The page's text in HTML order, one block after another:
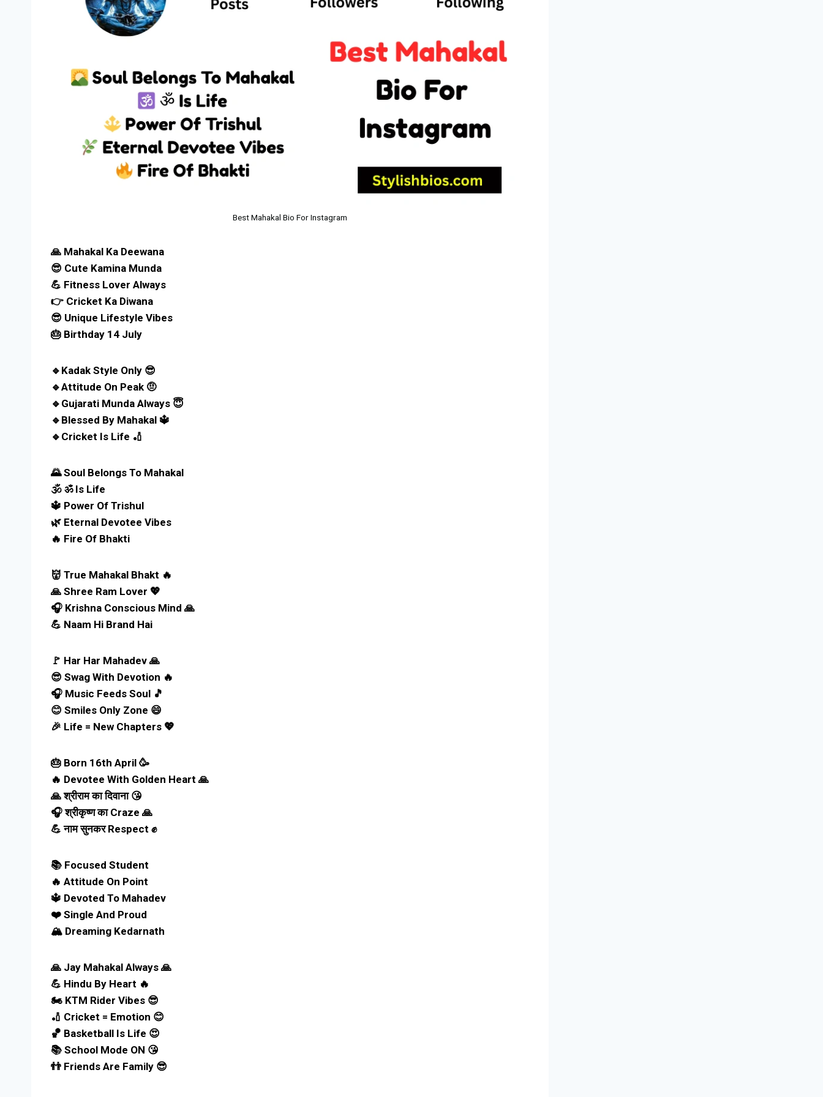
Best Mahakal Bio For Instagram
🙏 Mahakal Ka Deewana
😎 Cute Kamina Munda
💪 Fitness Lover Always
👉 Cricket Ka Diwana
😎 Unique Lifestyle Vibes
🎂 Birthday 14 July
🔹Kadak Style Only 😎
🔹Attitude On Peak 🤨
🔹Gujarati Munda Always 😇
🔹Blessed By Mahakal 🔱
🔹Cricket Is Life 🏏
🌄 Soul Belongs To Mahakal
🕉️ ॐ Is Life
🔱 Power Of Trishul
🌿 Eternal Devotee Vibes
🔥 Fire Of Bhakti
👹 True Mahakal Bhakt 🔥
🙏 Shree Ram Lover 💖
🎧 Krishna Conscious Mind 🙏
💪 Naam Hi Brand Hai
🚩 Har Har Mahadev 🙏
😎 Swag With Devotion 🔥
🎧 Music Feeds Soul 🎵
😊 Smiles Only Zone 😄
🎉 Life = New Chapters 💖
🎂 Born 16th April 🥳
🔥 Devotee With Golden Heart 🙏
🙏 श्रीराम का दिवाना 😘
🎧 श्रीकृष्ण का Craze 🙏
💪 नाम सुनकर Respect ✊
📚 Focused Student
🔥 Attitude On Point
🔱 Devoted To Mahadev
❤️ Single And Proud
🏔️ Dreaming Kedarnath
🙏 Jay Mahakal Always 🙏
💪 Hindu By Heart 🔥
🏍️ KTM Rider Vibes 😎
🏏 Cricket = Emotion 😊
🏀 Basketball Is Life 😍
📚 School Mode ON 😘
👬 Friends Are Family 😎